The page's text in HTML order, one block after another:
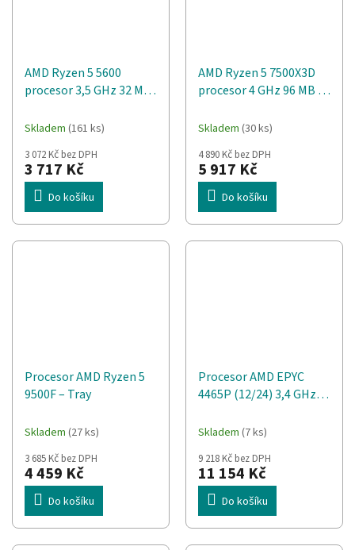
AMD Ryzen 5 5600
procesor 3,5 GHz 32 MB
Skladem (161 ks)
3 072 Kč bez DPH
3 717 Kč
Do košíku
AMD Ryzen 5 7500X3D
procesor 4 GHz 96 MB L3
Skladem (30 ks)
4 890 Kč bez DPH
5 917 Kč
Do košíku
Procesor AMD Ryzen 5
9500F – Tray
Skladem (27 ks)
3 685 Kč bez DPH
4 459 Kč
Do košíku
Procesor AMD EPYC
4465P (12/24) 3,4 GHz
TDP 65W zásobník
Skladem (7 ks)
9 218 Kč bez DPH
11 154 Kč
Do košíku